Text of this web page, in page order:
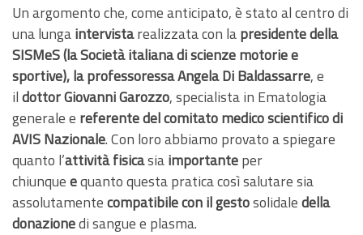
Un argomento che, come anticipato, è stato al centro di
una lungaintervistarealizzata con lapresidente della
SISMeS (la Società italiana di scienze motorie e
sportive), la professoressa Angela Di Baldassarre, e
ildottor Giovanni Garozzo, specialista in Ematologia
generale e referente del comitato medico scientifico di
AVIS Nazionale. Con loro abbiamo provato a spiegare
quanto l’attività fisicasiaimportanteper
chiunqueequanto questa pratica così salutare sia
assolutamentecompatibile con il gestosolidaledella
donazionedi sangue e plasma.